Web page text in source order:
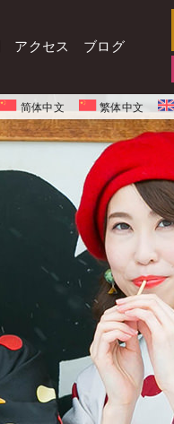
アクセス ブログ
简体中文 繁体中文